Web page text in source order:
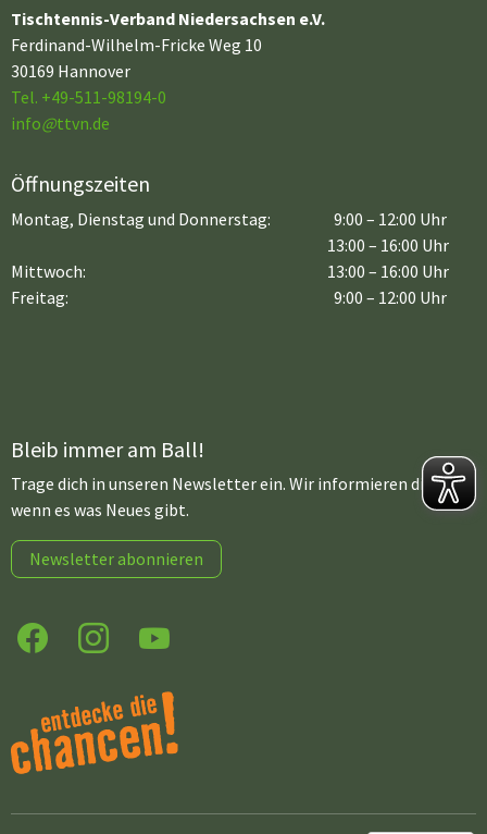
Tischtennis-Verband Niedersachsen e.V.
Ferdinand-Wilhelm-Fricke Weg 10
30169 Hannover
Tel. +49-511-98194-0
info@ttvn.de
Öffnungszeiten
Montag, Dienstag und Donnerstag:
9:00 – 12:00 Uhr
13:00 – 16:00 Uhr
Mittwoch:
Freitag:
13:00 – 16:00 Uhr
9:00 – 12:00 Uhr
Bleib immer am Ball!
Trage dich in unseren Newsletter ein. Wir informieren dich,
wenn es was Neues gibt.
Newsletter abonnieren